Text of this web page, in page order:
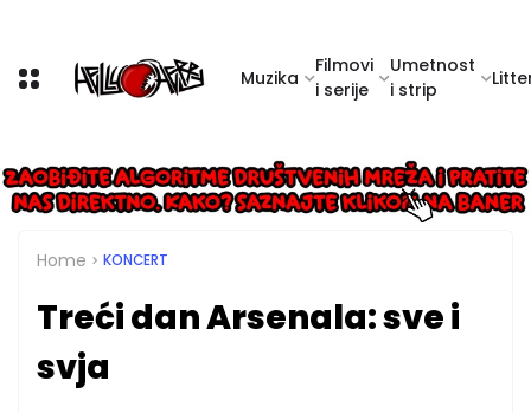
Muzika
Filmovi
i serije
Umetnost
i strip
Home KONCERT
Treći dan Arsenala: sve i
svja